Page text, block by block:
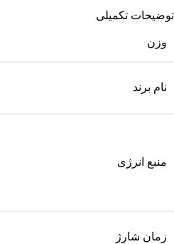
توضیحات تکمیلی
وزن
نام برند
منبع انرژی
زمان شارژ